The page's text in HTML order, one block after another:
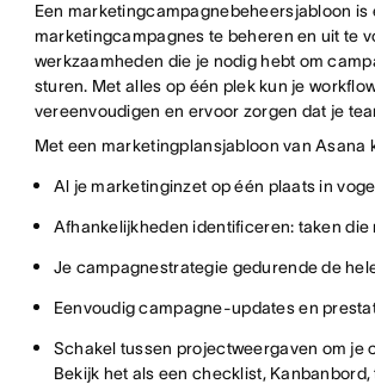
Een marketingcampagnebeheersjabloon
marketingcampagnes te beheren en uit te
werkzaamheden die je nodig hebt om
sturen. Met alles op één plek kun je
vereenvoudigen en ervoor zorgen dat je
Met een marketingplansjabloon van Asana
Al je marketinginzet op één plaats in
Afhankelijkheden identificeren: taken
Je campagnestrategie gedurende de
Eenvoudig campagne-updates en
Schakel tussen projectweergaven om je
Bekijk het als een checklist,